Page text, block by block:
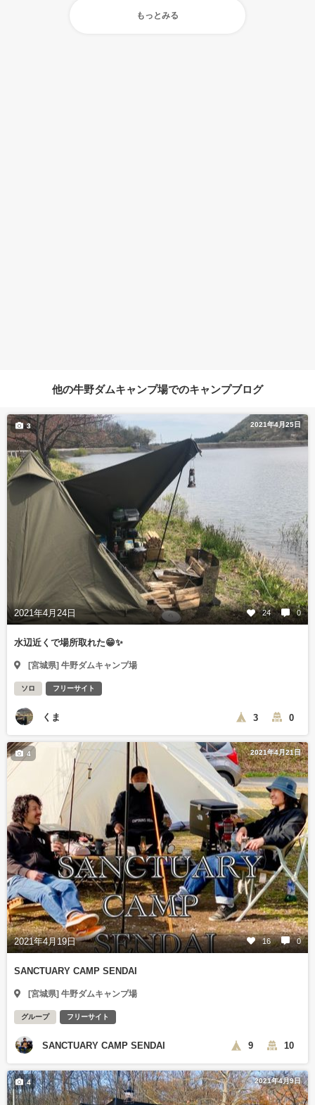
もっとみる
他の牛野ダムキャンプ場でのキャンプブログ
2021年4月25日
2021年4月24日 24 0
3
水辺近くで場所取れた😁✨
[宮城県] 牛野ダムキャンプ場
ソロ フリーサイト
くま 3 0
2021年4月21日
2021年4月19日 16 0
4
SANCTUARY CAMP SENDAI
[宮城県] 牛野ダムキャンプ場
グループ フリーサイト
SANCTUARY CAMP SENDAI 9 10
2021年4月9日
4